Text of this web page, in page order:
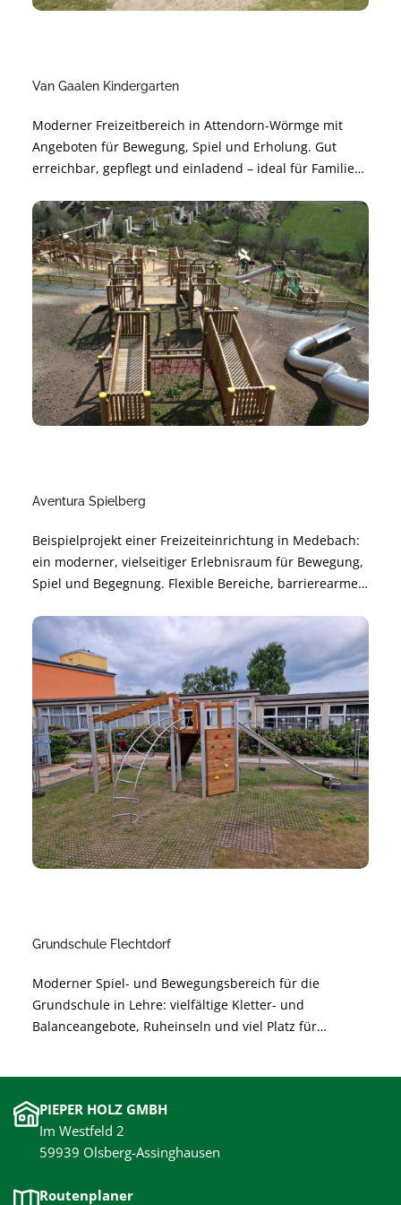
Van Gaalen Kindergarten
Moderner Freizeitbereich in Attendorn-Wörmge mit
Angeboten für Bewegung, Spiel und Erholung. Gut
erreichbar, gepflegt und einladend – ideal für Familien,
oder einen ganzen Nachmittag im Grünen.
Aventura Spielberg
Beispielprojekt einer Freizeiteinrichtung in Medebach:
ein moderner, vielseitiger Erlebnisraum für Bewegung,
Spiel und Begegnung. Flexible Bereiche, barrierearme
sichere Nutzung und angenehme Atmosphäre.
Nachhaltig geplant und modular erweiterbar – für
langfristige Freude und hohe Alltagstauglichkeit.
Grundschule Flechtdorf
Moderner Spiel- und Bewegungsbereich für die
Grundschule in Lehre: vielfältige Kletter- und
Balanceangebote, Ruheinseln und viel Platz für
für unbeschwertes Spielen.
PIEPER HOLZ GMBH
Im Westfeld 2
59939 Olsberg-Assinghausen
Routenplaner